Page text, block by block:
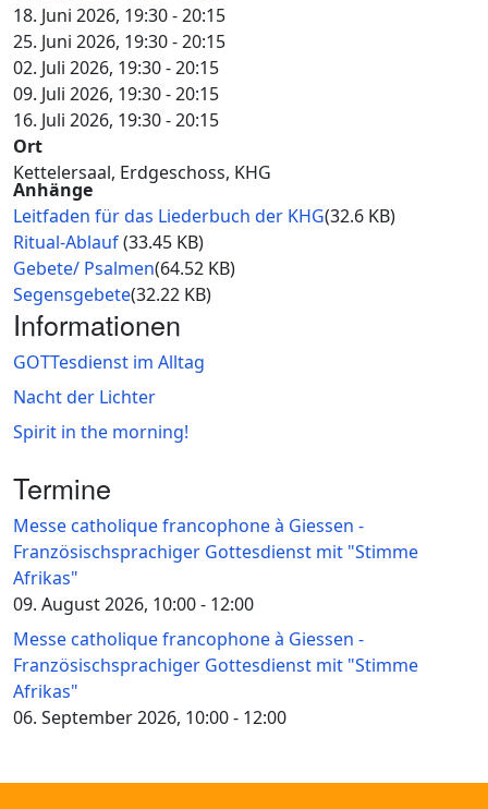
18. Juni 2026, 19:30-20:15
25. Juni 2026, 19:30-20:15
02. Juli 2026, 19:30-20:15
09. Juli 2026, 19:30-20:15
16. Juli 2026, 19:30-20:15
Ort
Kettelersaal, Erdgeschoss, KHG
Anhänge
Document
Leitfaden für das Liederbuch der KHG(32.6 KB)
Document
Ritual-Ablauf(33.45 KB)
Document
Gebete/ Psalmen(64.52 KB)
Document
Segensgebete(32.22 KB)
Informationen
GOTTesdienst im Alltag
Nacht der Lichter
Spirit in the morning!
Termine
Messe catholique francophone à Giessen -
Französischsprachiger Gottesdienst mit "Stimme
Afrikas"
09. August 2026, 10:00- 12:00
Messe catholique francophone à Giessen -
Französischsprachiger Gottesdienst mit "Stimme
Afrikas"
06. September 2026, 10:00- 12:00